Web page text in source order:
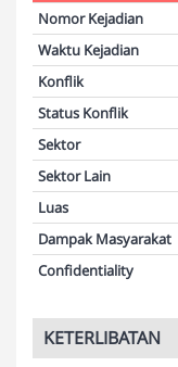
Nomor Kejadian
Waktu Kejadian
Konflik
Status Konflik
Sektor
Sektor Lain
Luas
Dampak Masyarakat
Confidentiality
KETERLIBATAN